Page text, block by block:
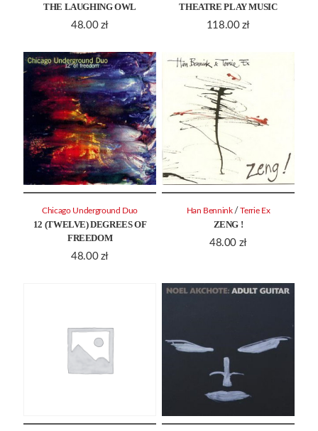
THE LAUGHING OWL
48.00 zł
THEATRE PLAY MUSIC
118.00 zł
12 (TWELVE) DEGREES OF
FREEDOM
48.00 zł
Chicago Underground Duo
ZENG !
48.00 zł
Han Bennink /Terrie Ex